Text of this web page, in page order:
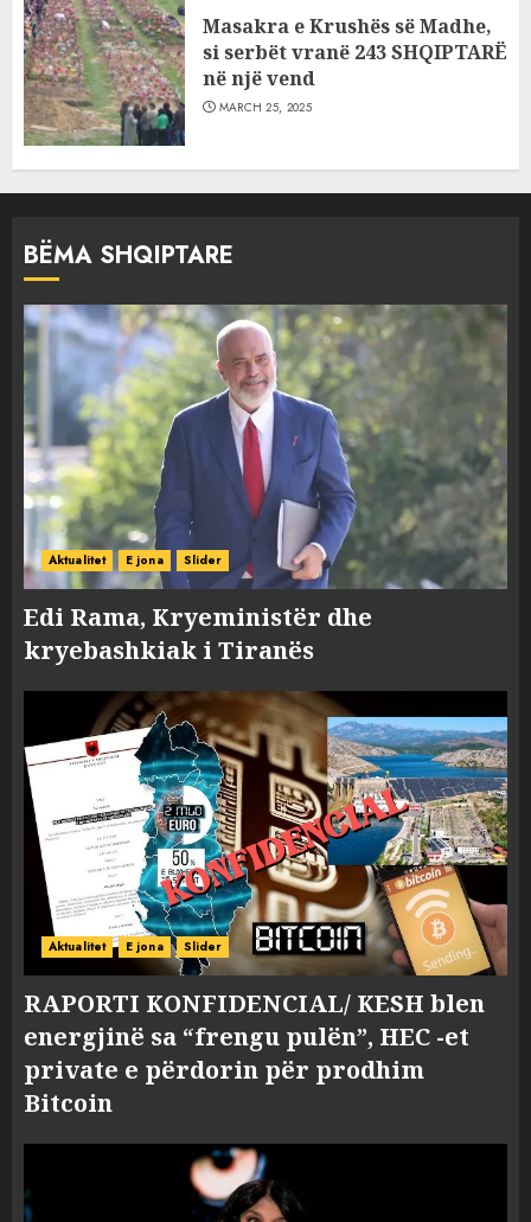
Masakra e Krushës së Madhe,
si serbët vranë 243 SHQIPTARË
në një vend
MARCH 25, 2025
BËMA SHQIPTARE
Aktualitet E jona Slider
Edi Rama, Kryeministër dhe
kryebashkiak i Tiranës
Aktualitet E jona Slider
RAPORTI KONFIDENCIAL/ KESH blen
energjinë sa “frengu pulën”, HEC -et
private e përdorin për prodhim
Bitcoin